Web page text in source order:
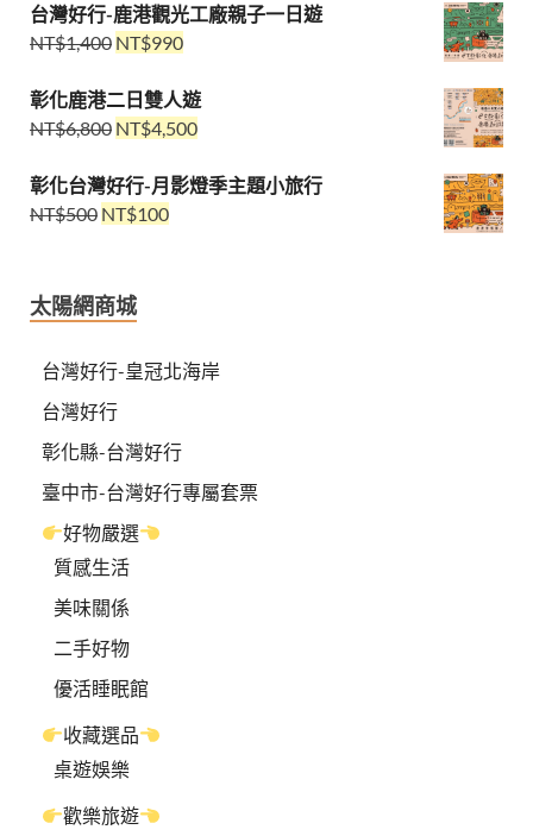
台灣好行-鹿港觀光工廠親子一日遊
NT$1,400 NT$990
彰化鹿港二日雙人遊
NT$6,800 NT$4,500
彰化台灣好行-月影燈季主題小旅行
NT$500 NT$100
太陽網商城
台灣好行-皇冠北海岸
台灣好行
彰化縣-台灣好行
臺中市-台灣好行專屬套票
好物嚴選
質感生活
美味關係
二手好物
優活睡眠館
收藏選品
桌遊娛樂
歡樂旅遊